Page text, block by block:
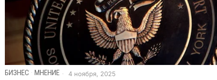
БИЗНЕС · МНЕНИЕ 4 ноября, 2025